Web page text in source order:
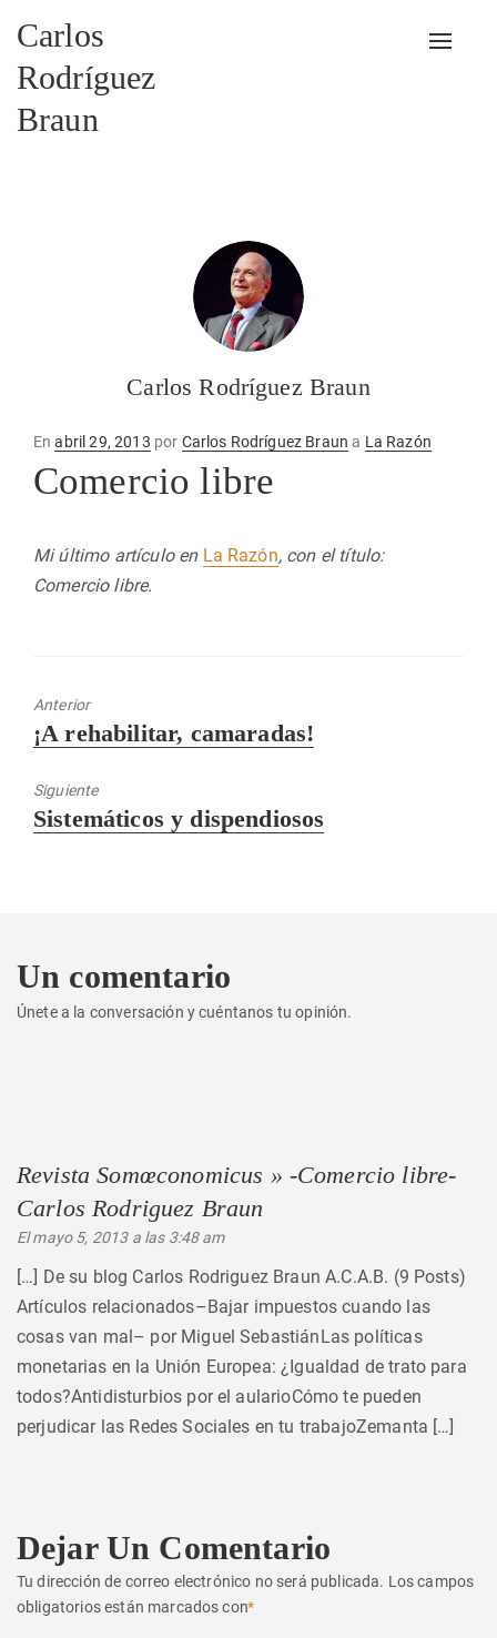
Carlos
Rodríguez
Braun
Carlos Rodríguez Braun
EnPublicado
en
abril 29, 2013 por Carlos Rodríguez Braun a La Razón
Comercio libre
Mi último artículo en La Razón, con el título:
Comercio libre.
Anterior
Entrada
¡A rehabilitar, camaradas!
Siguiente
Entrada
Sistemáticos y dispendiosos
Un comentario
Únete a la conversación y cuéntanos tu opinión.
Revista Somœconomicus » -Comercio libre-
Carlos Rodriguez Braun
El mayo 5, 2013 a las 3:48 am
[…] De su blog Carlos Rodriguez Braun A.C.A.B. (9 Posts)
Artículos relacionados–Bajar impuestos cuando las
cosas van mal– por Miguel SebastiánLas políticas
monetarias en la Unión Europea: ¿Igualdad de trato para
todos?Antidisturbios por el aularioCómo te pueden
perjudicar las Redes Sociales en tu trabajoZemanta […]
Dejar Un Comentario
Tu dirección de correo electrónico no será publicada. Los campos
obligatorios están marcados con*